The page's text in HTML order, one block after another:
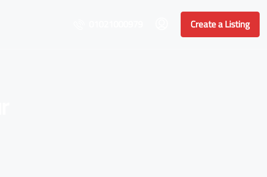
Create a Listing